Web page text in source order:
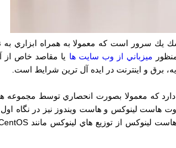
يك سرور است كه معمولا به همراه ابزاري به
ميزباني از وب سايت ها يا مقاصد خاص از
برق و اينترنت در ايده آل ترين شرايط است.
كه معمولا بصورت انحصاري توسط مجموعه
هاست لينوكس و هاست ويندوز نيز در نگاه اول